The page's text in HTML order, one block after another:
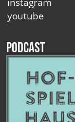
youtube
Podcast